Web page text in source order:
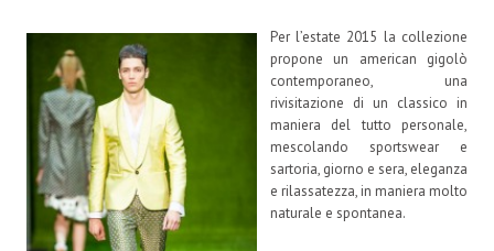
Per l’estate 2015 la collezione
propone un american gigolò
contemporaneo, una
rivisitazione di un classico in
maniera del tutto personale,
mescolando sportswear e
sartoria, giorno e sera, eleganza
e rilassatezza, in maniera molto
naturale e spontanea.